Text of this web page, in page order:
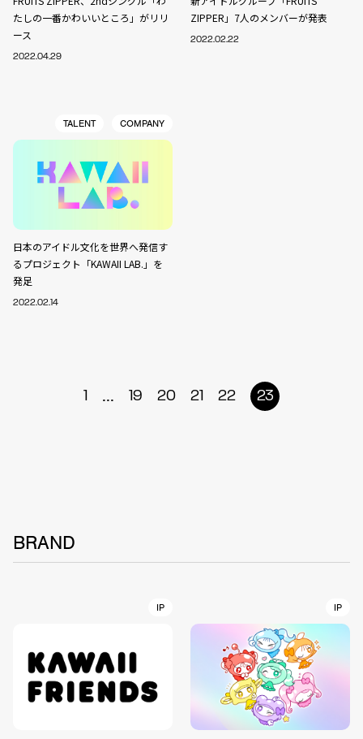
たしの一番かわいいところ」がリリ
ース
2022.04.29
ZIPPER」7人のメンバーが発表
2022.02.22
TALENT COMPANY
日本のアイドル文化を世界へ発信す
るプロジェクト「KAWAII LAB.」を
発足
2022.02.14
1 ... 19 20 21 22 23
BRAND
IP IP